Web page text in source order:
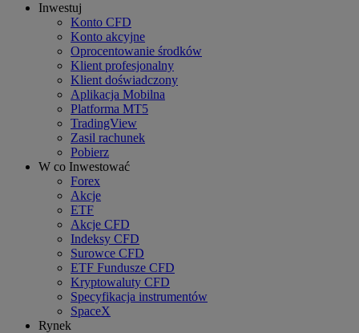
Inwestuj
Konto CFD
Konto akcyjne
Oprocentowanie środków
Klient profesjonalny
Klient doświadczony
Aplikacja Mobilna
Platforma MT5
TradingView
Zasil rachunek
Pobierz
W co Inwestować
Forex
Akcje
ETF
Akcje CFD
Indeksy CFD
Surowce CFD
ETF Fundusze CFD
Kryptowaluty CFD
Specyfikacja instrumentów
SpaceX
Rynek